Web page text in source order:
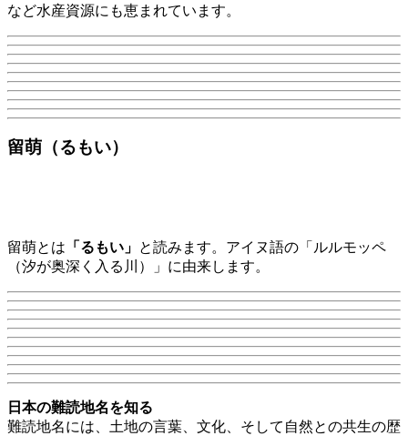
など水産資源にも恵まれています。
留萌（るもい）
留萌とは 「るもい」 と読みます。アイヌ語の「ルルモッペ
（汐が奥深く入る川）」に由来します。
日本の難読地名を知る
難読地名には、土地の言葉、文化、そして自然との共生の歴